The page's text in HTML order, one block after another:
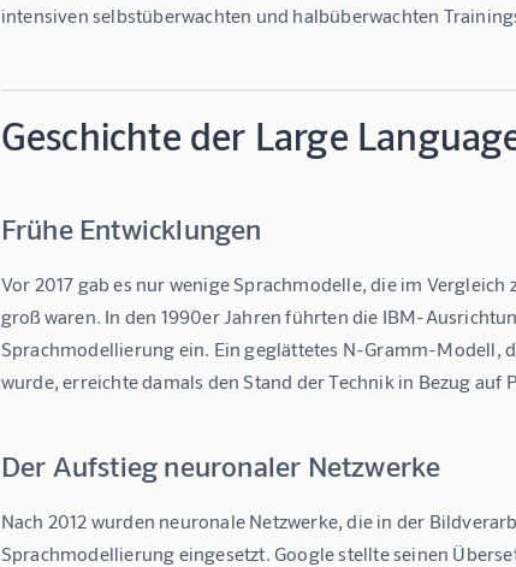
intensiven selbstüberwachten und halbüberwachten
Geschichte der Large
Frühe Entwicklungen
Vor 2017 gab es nur wenige Sprachmodelle, die im
groß waren. In den 1990er Jahren führten die IBM-
Sprachmodellierung ein. Ein geglättetes N-Gramm-Modell,
wurde, erreichte damals den Stand der Technik in Bezug auf
Der Aufstieg neuronaler Netzwerke
Nach 2012 wurden neuronale Netzwerke, die in der
Sprachmodellierung eingesetzt. Google stellte seinen